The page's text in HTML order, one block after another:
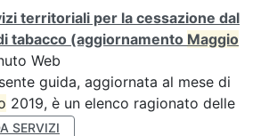
territoriali per la cessazione dal
tabacco (aggiornamento Maggio
Web
guida, aggiornata al mese di
2019, è un elenco ragionato delle
SERVIZI